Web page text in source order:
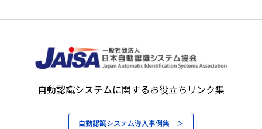
自動認識システムに関するお役立ちリンク集
自動認識システム導入事例集 ＞